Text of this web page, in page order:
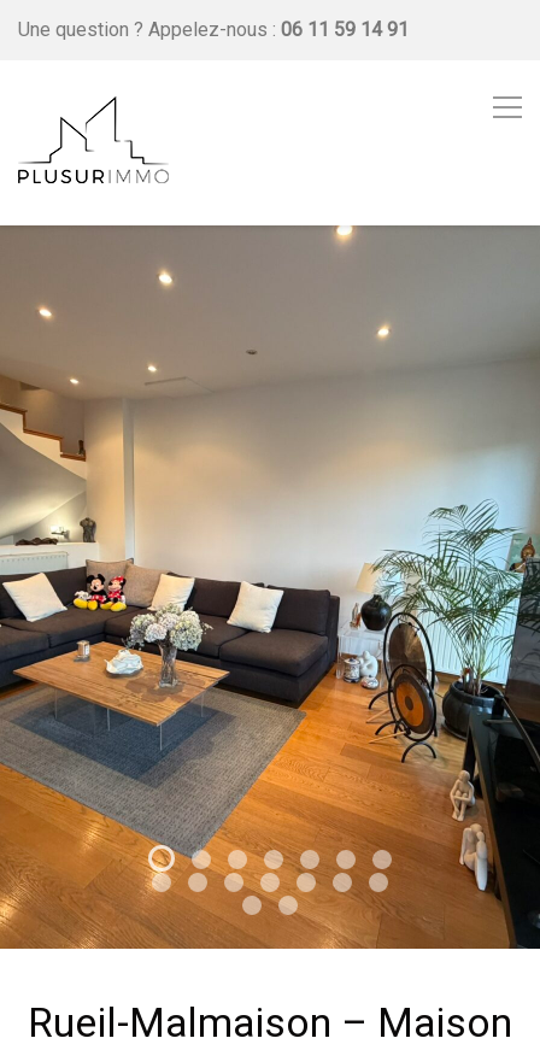
Une question ? Appelez-nous : 06 11 59 14 91
Rueil-Malmaison – Maison